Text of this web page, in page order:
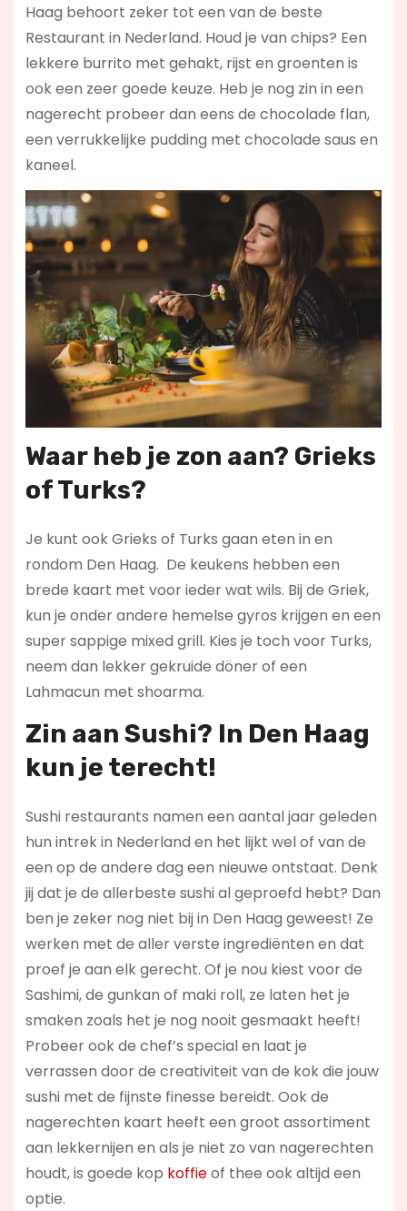
Haag behoort zeker tot een van de beste
Restaurant in Nederland. Houd je van chips? Een
lekkere burrito met gehakt, rijst en groenten is
ook een zeer goede keuze. Heb je nog zin in een
nagerecht probeer dan eens de chocolade flan,
een verrukkelijke pudding met chocolade saus en
kaneel.
Waar heb je zon aan? Grieks
of Turks?
Je kunt ook Grieks of Turks gaan eten in en
rondom Den Haag. De keukens hebben een
brede kaart met voor ieder wat wils. Bij de Griek,
kun je onder andere hemelse gyros krijgen en een
super sappige mixed grill. Kies je toch voor Turks,
neem dan lekker gekruide döner of een
Lahmacun met shoarma.
Zin aan Sushi? In Den Haag
kun je terecht!
Sushi restaurants namen een aantal jaar geleden
hun intrek in Nederland en het lijkt wel of van de
een op de andere dag een nieuwe ontstaat. Denk
jij dat je de allerbeste sushi al geproefd hebt? Dan
ben je zeker nog niet bij in Den Haag geweest! Ze
werken met de aller verste ingrediënten en dat
proef je aan elk gerecht. Of je nou kiest voor de
Sashimi, de gunkan of maki roll, ze laten het je
smaken zoals het je nog nooit gesmaakt heeft!
Probeer ook de chef’s special en laat je
verrassen door de creativiteit van de kok die jouw
sushi met de fijnste finesse bereidt. Ook de
nagerechten kaart heeft een groot assortiment
aan lekkernijen en als je niet zo van nagerechten
houdt, is goede kop koffieof thee ook altijd een
optie.